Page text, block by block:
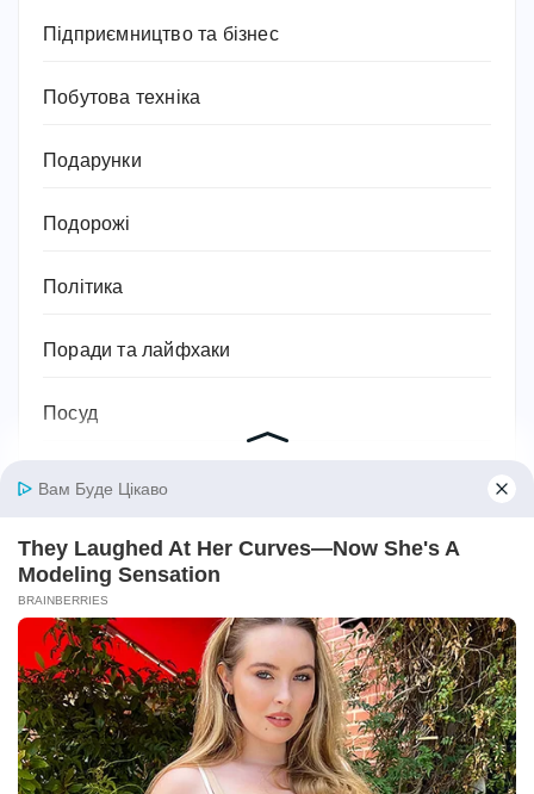
Підприємництво та бізнес
Побутова техніка
Подарунки
Подорожі
Політика
Поради та лайфхаки
Посуд
Приватна власність
Привітання
Прикмети та сни
Програми тренування